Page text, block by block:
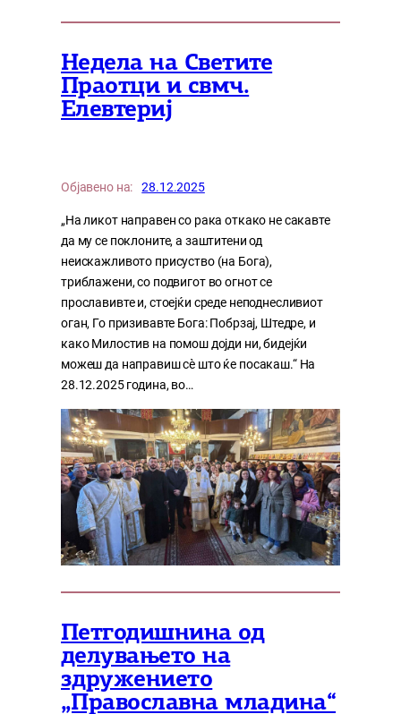
Недела на Светите
Праотци и свмч.
Елевтериј
Објавено на: 28.12.2025
„На ликот направен со рака откако не сакавте
да му се поклоните, а заштитени од
неискажливото присуство (на Бога),
триблажени, со подвигот во огнот се
прославивте и, стоејќи среде неподнесливиот
оган, Го призивавте Бога: Побрзај, Штедре, и
како Милостив на помош дојди ни, бидејќи
можеш да направиш сѐ што ќе посакаш.“ На
28.12.2025 година, во…
Петгодишнина од
делувањето на
здружението
„Православна младина“